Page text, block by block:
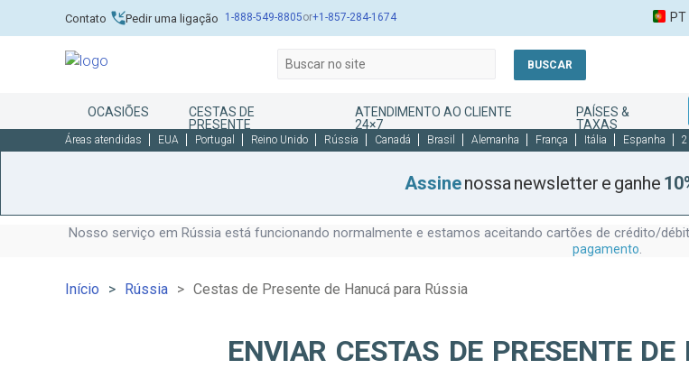
Contato Pedir uma ligação 1-888-549-8805or+1-857-284-1674 PT
BUSCAR
OCASIÕES
CESTAS DE
PRESENTE
ATENDIMENTO AO CLIENTE
24×7
PAÍSES &
TAXAS
Áreas atendidas EUA Portugal Reino Unido Rússia Canadá Brasil Alemanha França Itália Espanha
Assinenossa newsletter e ganhe
Nosso serviço em Rússia está funcionando normalmente e estamos aceitando cartões de crédito/
pagamento.
Início Rússia Cestas de Presente de Hanucá para Rússia
ENVIAR CESTAS DE PRESENTE